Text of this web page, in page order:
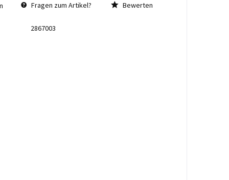
Fragen zum Artikel? Bewerten
2867003